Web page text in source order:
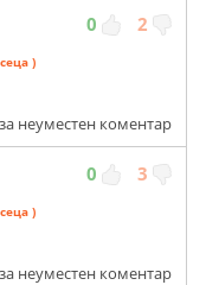
0 2
)
неуместен коментар
0 3
)
неуместен коментар